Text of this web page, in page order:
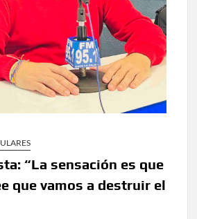
“La sensación es que
que vamos a destruir el